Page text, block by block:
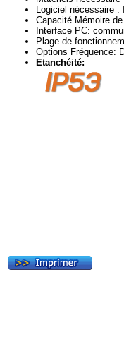
Logiciel nécessaire :
Capacité Mémoire
Interface PC:
Plage de
Options Fréquence:
Etanchéité: